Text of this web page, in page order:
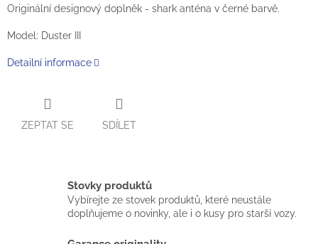
Originální designový doplněk - shark anténa v černé barvě.
Model: Duster III
Detailní informace
ZEPTAT SE SDÍLET
Stovky produktů
Vybírejte ze stovek produktů, které neustále
doplňujeme o novinky, ale i o kusy pro starší vozy.